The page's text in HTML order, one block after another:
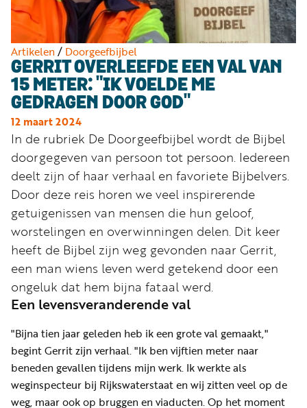
Artikelen/ Doorgeefbijbel
GERRIT OVERLEEFDE EEN VAL VAN
15 METER: "IK VOELDE ME
GEDRAGEN DOOR GOD"
12 maart 2024
In de rubriek De Doorgeefbijbel wordt de Bijbel
doorgegeven van persoon tot persoon. Iedereen
deelt zijn of haar verhaal en favoriete Bijbelvers.
Door deze reis horen we veel inspirerende
getuigenissen van mensen die hun geloof,
worstelingen en overwinningen delen. Dit keer
heeft de Bijbel zijn weg gevonden naar Gerrit,
een man wiens leven werd getekend door een
ongeluk dat hem bijna fataal werd.
Een levensveranderende val
"Bijna tien jaar geleden heb ik een grote val gemaakt,"
begint Gerrit zijn verhaal. "Ik ben vijftien meter naar
beneden gevallen tijdens mijn werk. Ik werkte als
weginspecteur bij Rijkswaterstaat en wij zitten veel op de
weg, maar ook op bruggen en viaducten. Op het moment
Steun
onze
missie
Info
Word
nu
vriend
Businessclub
Adverteren
Winkel
Privacy
reglement
Algemene
voorwaarden